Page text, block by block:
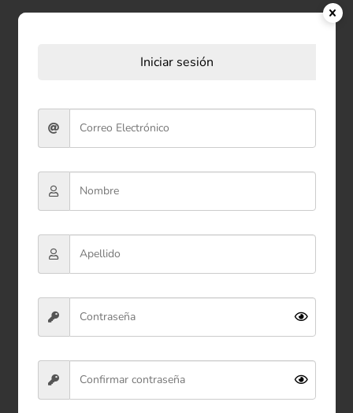
Bolsa de Regalo (S)
23*18*10
$4.000
Ver producto
Comprar ahora
Iniciar sesión